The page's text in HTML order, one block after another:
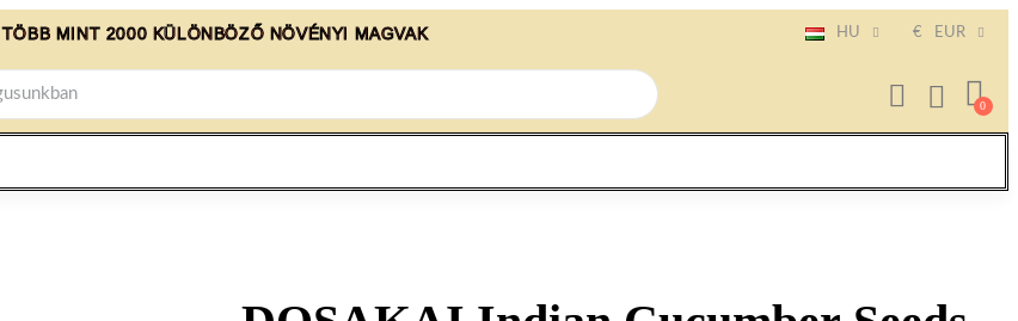
TÖBB MINT 2000 KÜLÖNBÖZŐ NÖVÉNYI MAGVAK HU € EUR